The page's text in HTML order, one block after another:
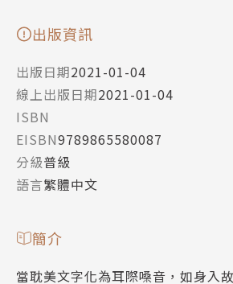
出版資訊
出版日期2021-01-04
線上出版日期2021-01-04
ISBN
EISBN9789865580087
分級普級
語言繁體中文
簡介
當耽美文字化為耳際嗓音，如身